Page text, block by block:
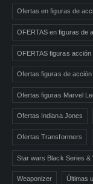
Ofertas en figuras de
OFERTAS en figuras de
OFERTAS figuras
Ofertas figuras de
Ofertas figuras Marvel
Ofertas Indiana Jones
Ofertas Transformers
Star wars Black Series &
Weaponizer Últimas